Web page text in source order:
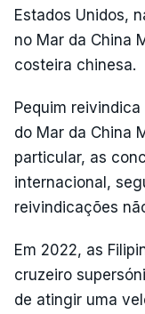
Estados Unidos,
no Mar da China
costeira chinesa.
Pequim
do Mar da China
particular, as
internacional,
reivindicações
Em 2022, as
cruzeiro
de atingir uma